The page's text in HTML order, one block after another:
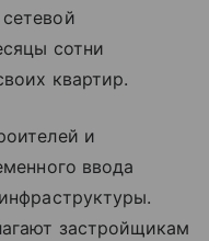
сотни
квартир.
и
ввода
застройщикам